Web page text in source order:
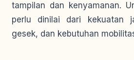
tampilan dan kenyamanan.
perlu dinilai dari kekuatan
gesek, dan kebutuhan